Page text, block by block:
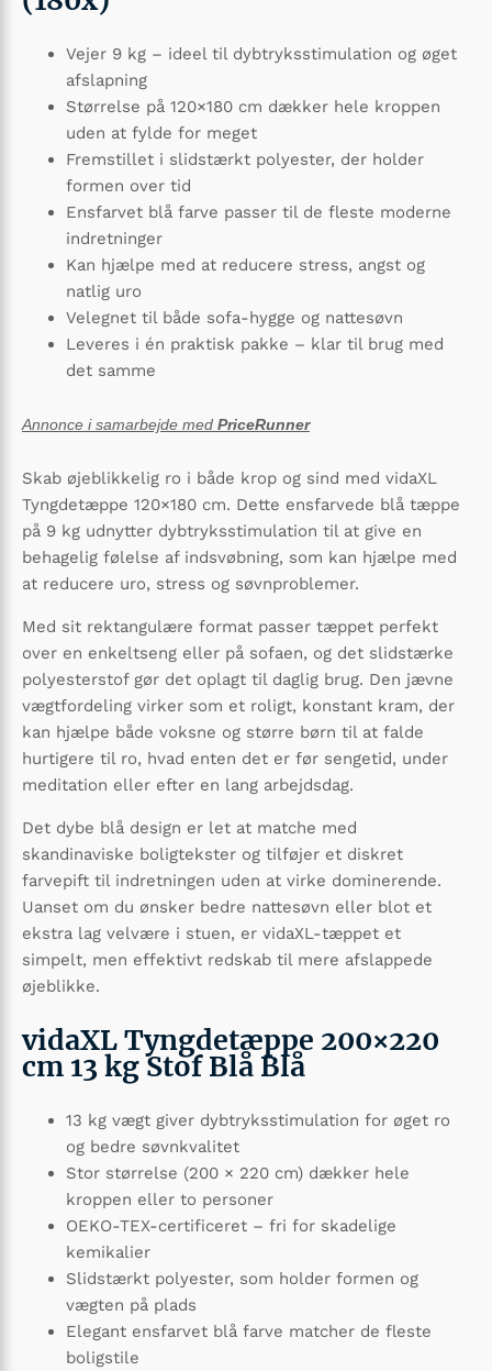
Vejer 9 kg – ideel til dybtryksstimulation og øget
afslapning
Størrelse på 120×180 cm dækker hele kroppen
uden at fylde for meget
Fremstillet i slidstærkt polyester, der holder
formen over tid
Ensfarvet blå farve passer til de fleste moderne
indretninger
Kan hjælpe med at reducere stress, angst og
natlig uro
Velegnet til både sofa-hygge og nattesøvn
Leveres i én praktisk pakke – klar til brug med
det samme
Annonce i samarbejde med PriceRunner
Skab øjeblikkelig ro i både krop og sind med vidaXL
Tyngdetæppe 120×180 cm. Dette ensfarvede blå tæppe
på 9 kg udnytter dybtryksstimulation til at give en
behagelig følelse af indsvøbning, som kan hjælpe med
at reducere uro, stress og søvnproblemer.
Med sit rektangulære format passer tæppet perfekt
over en enkeltseng eller på sofaen, og det slidstærke
polyesterstof gør det oplagt til daglig brug. Den jævne
vægtfordeling virker som et roligt, konstant kram, der
kan hjælpe både voksne og større børn til at falde
hurtigere til ro, hvad enten det er før sengetid, under
meditation eller efter en lang arbejdsdag.
Det dybe blå design er let at matche med
skandinaviske boligtekster og tilføjer et diskret
farvepift til indretningen uden at virke dominerende.
Uanset om du ønsker bedre nattesøvn eller blot et
ekstra lag velvære i stuen, er vidaXL-tæppet et
simpelt, men effektivt redskab til mere afslappede
øjeblikke.
vidaXL Tyngdetæppe 200×220
cm 13 kg Stof Blå Blå
13 kg vægt giver dybtryksstimulation for øget ro
og bedre søvnkvalitet
Stor størrelse (200 × 220 cm) dækker hele
kroppen eller to personer
OEKO-TEX-certificeret – fri for skadelige
kemikalier
Slidstærkt polyester, som holder formen og
vægten på plads
Elegant ensfarvet blå farve matcher de fleste
boligstile